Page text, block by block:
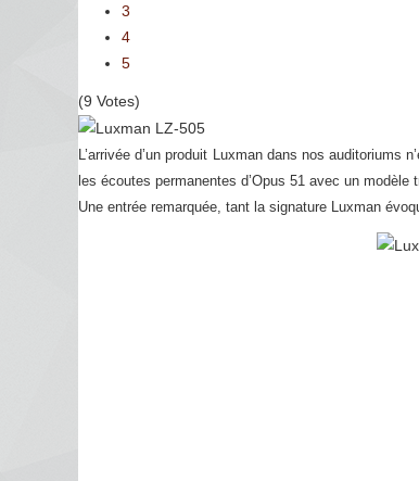
3
4
5
(9 Votes)
L’arrivée d’un produit Luxman dans nos
les écoutes permanentes d’Opus 51 avec un
Une entrée remarquée, tant la signature Luxman